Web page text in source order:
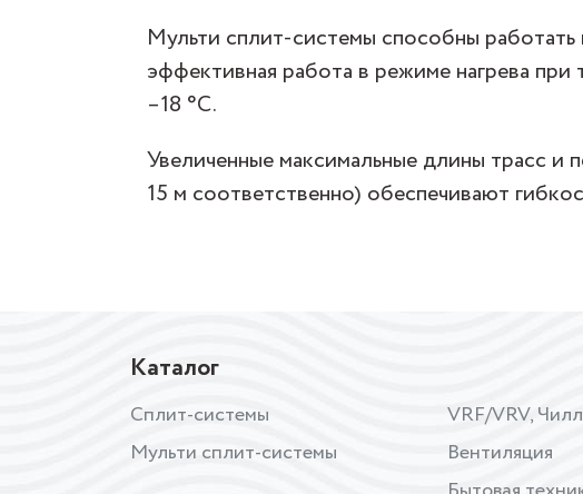
Мульти сплит-системы способны работать
эффективная работа в режиме нагрева
–18 °C.
Увеличенные максимальные длины трасс и
15 м соответственно) обеспечивают
Каталог
Сплит-системы
Мульти сплит-системы
VRF/VRV,
Вентиляция